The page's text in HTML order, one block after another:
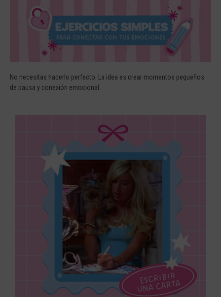
No necesitas hacerlo perfecto. La idea es crear momentos pequeños
de pausa y conexión emocional.